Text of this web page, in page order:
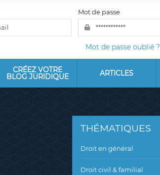
Mot de passe
Mot de passe oublié ?
CRÉEZ VOTRE
BLOG JURIDIQUE ARTICLES
THÉMATIQUES
Droit en général
Droit civil & familial